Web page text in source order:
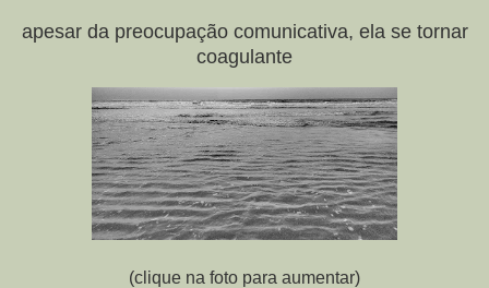
apesar da preocupação comunicativa, ela se tornar
coagulante
(clique na foto para aumentar)